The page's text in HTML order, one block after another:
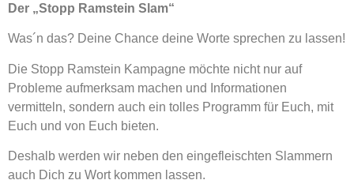
Der „Stopp Ramstein Slam“
Was´n das? Deine Chance deine Worte sprechen zu lassen!
Die Stopp Ramstein Kampagne möchte nicht nur auf
Probleme aufmerksam machen und Informationen
vermitteln, sondern auch ein tolles Programm für Euch, mit
Euch und von Euch bieten.
Deshalb werden wir neben den eingefleischten Slammern
auch Dich zu Wort kommen lassen.